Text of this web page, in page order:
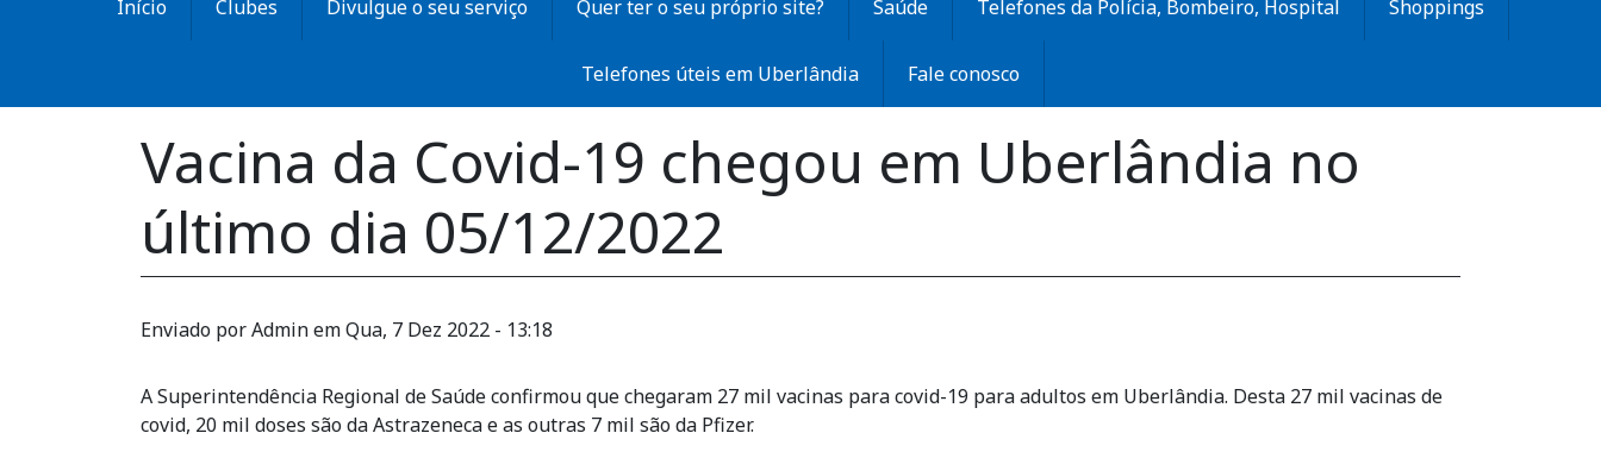
Início Clubes Divulgue o seu serviço Quer ter o seu próprio site? Saúde Telefones da Polícia, Bombeiro, Hospital Shoppings
Telefones úteis em Uberlândia Fale conosco
Vacina da Covid-19 chegou em Uberlândia no
último dia 05/12/2022
Enviado porAdminemQua, 7 Dez 2022 - 13:18
A Superintendência Regional de Saúde confirmou que chegaram 27 mil vacinas para covid-19 para adultos em Uberlândia. Desta 27 mil vacinas de
covid, 20 mil doses são da Astrazeneca e as outras 7 mil são da Pfizer.